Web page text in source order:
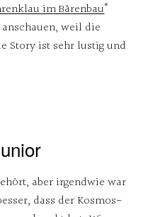
im Bärenbau“
weil die
Story ist sehr lustig und
aber irgendwie war
dass der Kosmos-